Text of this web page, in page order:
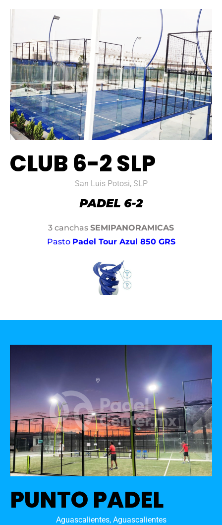
CLUB 6-2 SLP
San Luis Potosi, SLP
3 canchas SEMIPANORAMICAS
Pasto Padel Tour Azul 850 GRS
PUNTO PADEL
Aguascalientes, Aguascalientes